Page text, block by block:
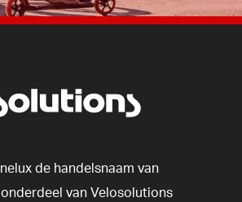
de handelsnaam van
onderdeel van Velosolutions